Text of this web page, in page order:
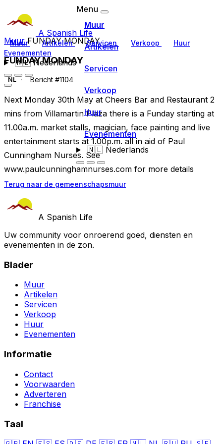
A Spanish Life
Muur Artikelen Servicen Verkoop
Huur
Evenementen
🇳🇱Nederlands
Menu
Muur
Artikelen
Servicen
Verkoop
Huur
Evenementen
🇳🇱Nederlands
MuurFUNDAY MONDAY
FUNDAY MONDAY
NL Bericht #1104
Next Monday 30th May at Cheers Bar and Restaurant 2
mins from Villamartin Plaza there is a Funday starting at
11.00a.m. market stalls, magician, face painting and live
entertainment starts at 1.00p.m. all in aid of Paul
Cunningham Nurses. See
www.paulcunninghamnurses.com for more details
Terug naar de gemeenschapsmuur
A Spanish Life
Uw community voor onroerend goed, diensten en
evenementen in de zon.
Blader
Muur
Artikelen
Servicen
Verkoop
Huur
Evenementen
Informatie
Contact
Voorwaarden
Adverteren
Franchise
Taal